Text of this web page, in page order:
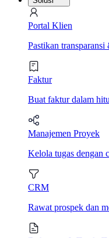
Portal Klien
Pastikan
Faktur
Buat faktur dalam
Manajemen Proyek
Kelola tugas dengan
CRM
Rawat prospek dan